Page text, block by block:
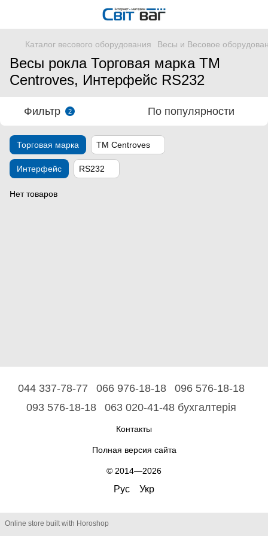
Каталог весового оборудования Весы и Весовое
Весы рокла Торговая марка ТМ
Centroves, Интерфейс RS232
Фильтр 2 По популярности
Торговая марка ТМ Centroves
Интерфейс RS232
Нет товаров
044 337-78-77 066 976-18-18
096 576-18-18
093 576-18-18
063 020-41-48 бухгалтерія
Контакты
Полная версия сайта
© 2014—2026
Рус Укр
Online store built with Horoshop